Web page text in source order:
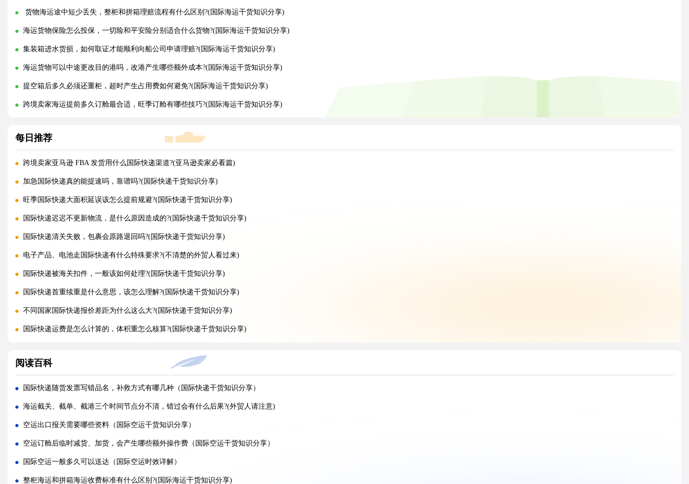
货物海运途中短少丢失，整柜和拼箱理赔流程有什么区别?(国际海运干货知识分享)
海运货物保险怎么投保，一切险和平安险分别适合什么货物?(国际海运干货知识分享)
集装箱进水货损，如何取证才能顺利向船公司申请理赔?(国际海运干货知识分享)
海运货物可以中途更改目的港吗，改港产生哪些额外成本?(国际海运干货知识分享)
提空箱后多久必须还重柜，超时产生占用费如何避免?(国际海运干货知识分享)
跨境卖家海运提前多久订舱最合适，旺季订舱有哪些技巧?(国际海运干货知识分享)
每日推荐
跨境卖家亚马逊 FBA 发货用什么国际快递渠道?(亚马逊卖家必看篇)
加急国际快递真的能提速吗，靠谱吗?(国际快递干货知识分享)
旺季国际快递大面积延误该怎么提前规避?(国际快递干货知识分享)
国际快递迟迟不更新物流，是什么原因造成的?(国际快递干货知识分享)
国际快递清关失败，包裹会原路退回吗?(国际快递干货知识分享)
电子产品、电池走国际快递有什么特殊要求?(不清楚的外贸人看过来)
国际快递被海关扣件，一般该如何处理?(国际快递干货知识分享)
国际快递首重续重是什么意思，该怎么理解?(国际快递干货知识分享)
不同国家国际快递报价差距为什么这么大?(国际快递干货知识分享)
国际快递运费是怎么计算的，体积重怎么核算?(国际快递干货知识分享)
什么是国际快递，和国际物流有什么区别（国际快递干货知识分享）
亚马逊 FBA 空运头程，选空派还是纯空运更合适?(国际空运干货知识分享)
实木包装走国际空运，一定要做熏蒸吗?(国际空运干货知识分享)
空运货物被扣，最快多久可以完成清关放行?(国际空运干货知识分享)
国际空运税费由谁承担，到门和到港费用差别在哪?(不清楚的外贸人看过来)
多家货代空运报价差异大，该如何辨别虚高报价?(国际空运干货知识分享)
怎样打包货物，能减少空运泡重节省运费?(国际空运干货知识分享)
阅读百科
国际快递随货发票写错品名，补救方式有哪几种（国际快递干货知识分享）
海运截关、截单、截港三个时间节点分不清，错过会有什么后果?(外贸人请注意)
空运出口报关需要哪些资料（国际空运干货知识分享）
空运订舱后临时减货、加货，会产生哪些额外操作费（国际空运干货知识分享）
国际空运一般多久可以送达（国际空运时效详解）
整柜海运和拼箱海运收费标准有什么区别?(国际海运干货知识分享)